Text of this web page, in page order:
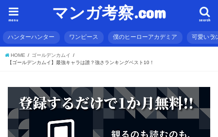
マンガ考察.com search
menu
ハンターハンター ワンピース 僕のヒーローアカデミア 可愛いラ
HOME
ゴールデンカムイ
【ゴールデンカムイ】最強キャラは誰？強さランキングベスト10！